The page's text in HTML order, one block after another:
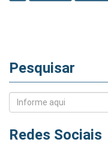
Pesquisar
Redes Sociais